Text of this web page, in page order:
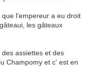
l'empereur a eu droit
les gâteaux
assiettes et des
Champomy et c' est en